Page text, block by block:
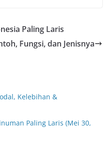
Paling Laris
Fungsi, dan Jenisnya
Kelebihan &
Paling Laris (Mei 30,